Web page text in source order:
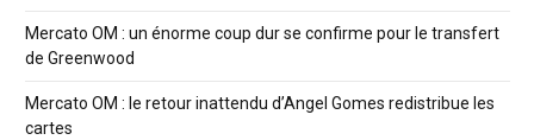
Mercato OM : un énorme coup dur se confirme pour le transfert
de Greenwood
Mercato OM : le retour inattendu d’Angel Gomes redistribue les
cartes